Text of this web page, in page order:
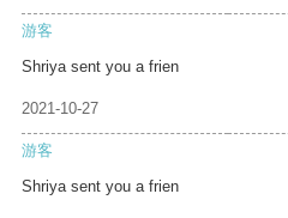
游客
Shriya sent you a frien
2021-10-27
游客
Shriya sent you a frien